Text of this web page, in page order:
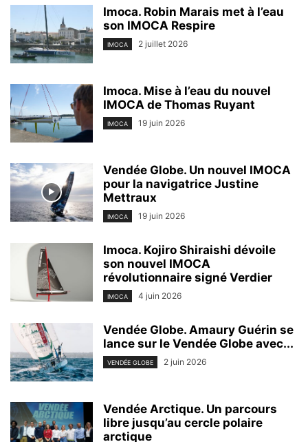
Imoca. Robin Marais met à l’eau
son IMOCA Respire
IMOCA 2 juillet 2026
Imoca. Mise à l’eau du nouvel
IMOCA de Thomas Ruyant
IMOCA 19 juin 2026
Vendée Globe. Un nouvel IMOCA
pour la navigatrice Justine
Mettraux
IMOCA 19 juin 2026
Imoca. Kojiro Shiraishi dévoile
son nouvel IMOCA
révolutionnaire signé Verdier
IMOCA 4 juin 2026
Vendée Globe. Amaury Guérin se
lance sur le Vendée Globe avec...
VENDÉE GLOBE 2 juin 2026
Vendée Arctique. Un parcours
libre jusqu’au cercle polaire
arctique